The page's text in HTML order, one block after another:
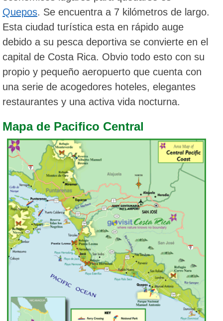
Quepos. Se encuentra a 7 kilómetros de largo.
Esta ciudad turística esta en rápido auge
debido a su pesca deportiva se convierte en el
capital de Costa Rica. Obvio todo esto con su
propio y pequeño aeropuerto que cuenta con
una serie de acogedores hoteles, elegantes
restaurantes y una activa vida nocturna.
Mapa de Pacifico Central